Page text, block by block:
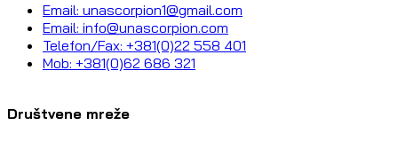
Email: unascorpion1@gmail.com
Email: info@unascorpion.com
Telefon/Fax: +381(0)22 558 401
Mob: +381(0)62 686 321
Društvene mreže